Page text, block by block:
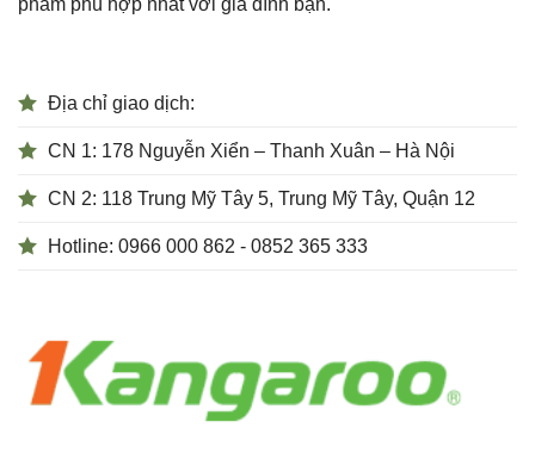
phẩm phù hợp nhất với gia đình bạn.
Địa chỉ giao dịch:
CN 1: 178 Nguyễn Xiển – Thanh Xuân – Hà Nội
CN 2: 118 Trung Mỹ Tây 5, Trung Mỹ Tây, Quận 12
Hotline: 0966 000 862 - 0852 365 333